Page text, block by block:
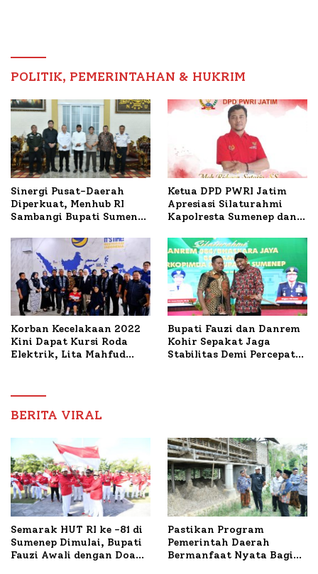
POLITIK, PEMERINTAHAN & HUKRIM
Sinergi Pusat-Daerah
Diperkuat, Menhub RI
Sambangi Bupati Sumenep
Mutiara Sentosa II
Ketua DPD PWRI Jatim
Apresiasi Silaturahmi
Kapolresta Sumenep dan
Ideal Polri-Pers
Korban Kecelakaan 2022
Kini Dapat Kursi Roda
Elektrik, Lita Mahfud
Nabil
Bupati Fauzi dan Danrem
Kohir Sepakat Jaga
Stabilitas Demi Percepat
BERITA VIRAL
Semarak HUT RI ke -81 di
Sumenep Dimulai, Bupati
Fauzi Awali dengan Doa
Pastikan Program
Pemerintah Daerah
Bermanfaat Nyata Bagi